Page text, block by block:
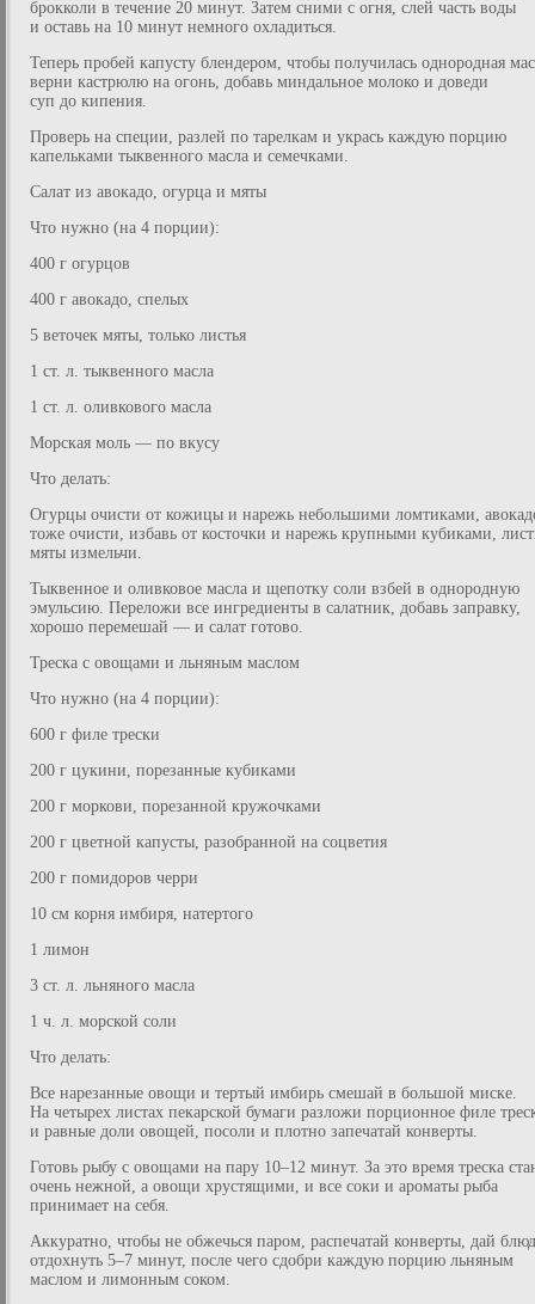
брокколи в течение 20 минут. Затем сними с огня, слей часть воды
и оставь на 10 минут немного охладиться.
Теперь пробей капусту блендером, чтобы получилась однородная
верни кастрюлю на огонь, добавь миндальное молоко и доведи
суп до кипения.
Проверь на специи, разлей по тарелкам и укрась каждую порцию
капельками тыквенного масла и семечками.
Салат из авокадо, огурца и мяты
Что нужно (на 4 порции):
400 г огурцов
400 г авокадо, спелых
5 веточек мяты, только листья
1 ст. л. тыквенного масла
1 ст. л. оливкового масла
Морская моль — по вкусу
Что делать:
Огурцы очисти от кожицы и нарежь небольшими ломтиками,
тоже очисти, избавь от косточки и нарежь крупными кубиками,
мяты измельчи.
Тыквенное и оливковое масла и щепотку соли взбей в однородную
эмульсию. Переложи все ингредиенты в салатник, добавь заправку,
хорошо перемешай — и салат готово.
Треска с овощами и льняным маслом
Что нужно (на 4 порции):
600 г филе трески
200 г цукини, порезанные кубиками
200 г моркови, порезанной кружочками
200 г цветной капусты, разобранной на соцветия
200 г помидоров черри
10 см корня имбиря, натертого
1 лимон
3 ст. л. льняного масла
1 ч. л. морской соли
Что делать:
Все нарезанные овощи и тертый имбирь смешай в большой миске.
На четырех листах пекарской бумаги разложи порционное филе
и равные доли овощей, посоли и плотно запечатай конверты.
Готовь рыбу с овощами на пару 10–12 минут. За это время треска
очень нежной, а овощи хрустящими, и все соки и ароматы рыба
принимает на себя.
Аккуратно, чтобы не обжечься паром, распечатай конверты, дай
отдохнуть 5–7 минут, после чего сдобри каждую порцию льняным
маслом и лимонным соком.